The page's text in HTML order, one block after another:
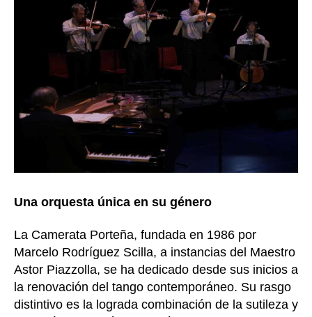
Una orquesta única en su género
La Camerata Porteña, fundada en 1986 por
Marcelo Rodríguez Scilla, a instancias del Maestro
Astor Piazzolla, se ha dedicado desde sus inicios a
la renovación del tango contemporáneo. Su rasgo
distintivo es la lograda combinación de la sutileza y